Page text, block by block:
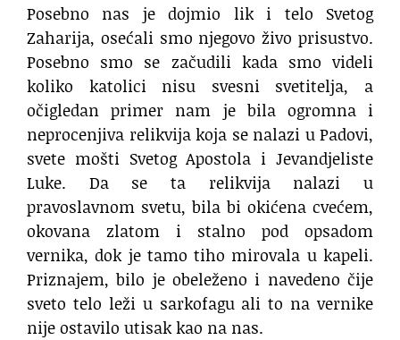
Posebno nas je dojmio lik i telo Svetog
Zaharija, osećali smo njegovo živo prisustvo.
Posebno smo se začudili kada smo videli
koliko katolici nisu svesni svetitelja, a
očigledan primer nam je bila ogromna i
neprocenjiva relikvija koja se nalazi u Padovi,
svete mošti Svetog Apostola i Jevandjeliste
Luke. Da se ta relikvija nalazi u
pravoslavnom svetu, bila bi okićena cvećem,
okovana zlatom i stalno pod opsadom
vernika, dok je tamo tiho mirovala u kapeli.
Priznajem, bilo je obeleženo i navedeno čije
sveto telo leži u sarkofagu ali to na vernike
nije ostavilo utisak kao na nas.